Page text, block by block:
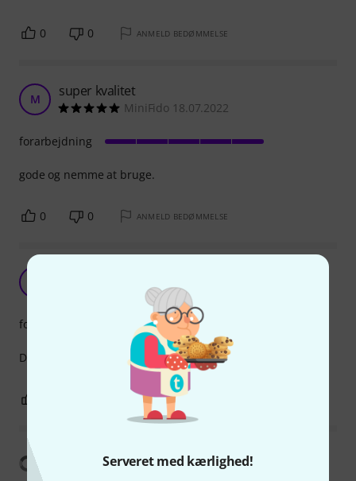
Serveret med kærlighed!
0 0 ANMELD BEDØMMELSE
M super kvalitet
MiniFido 18.07.2022
gode og nemme at bruge.
forarbejdning
0 0 ANMELD BEDØMMELSE
LALabs 03.02.2023
De gør hvad de skal. Godt tilfreds.
forarbejdning
ANMELD BEDØMMELSE
Vis oversættelse